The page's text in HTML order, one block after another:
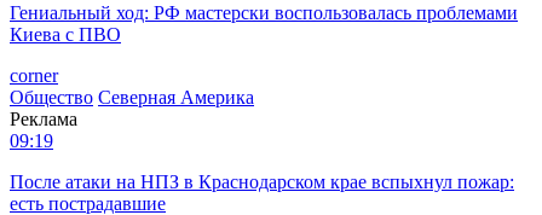
Гениальный ход: РФ мастерски воспользовалась проблемами
Киева с ПВО
corner
Общество Северная Америка
Реклама
09:19
После атаки на НПЗ в Краснодарском крае вспыхнул пожар:
есть пострадавшие